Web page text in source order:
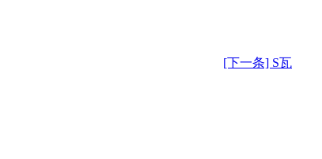
[下一条] S瓦